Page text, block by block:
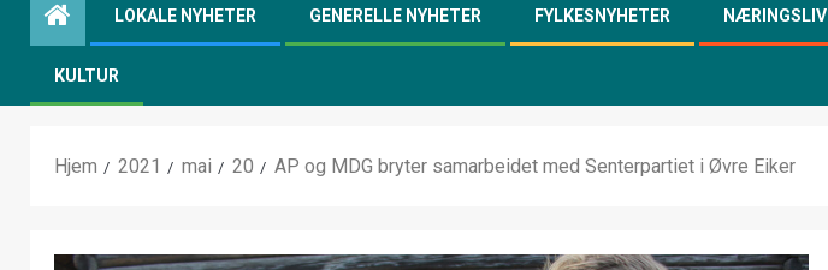
LOKALE NYHETER GENERELLE NYHETER FYLKESNYHETER NÆRINGSLIV
KULTUR
Hjem 2021 mai 20 AP og MDG bryter samarbeidet med Senterpartiet i Øvre Eiker